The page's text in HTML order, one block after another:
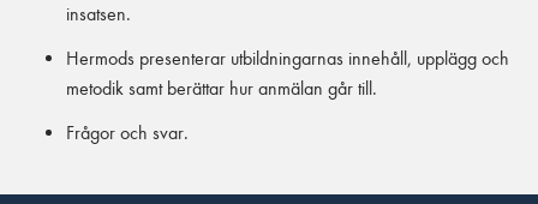
insatsen.
Hermods presenterar utbildningarnas innehåll, upplägg och
metodik samt berättar hur anmälan går till.
Frågor och svar.